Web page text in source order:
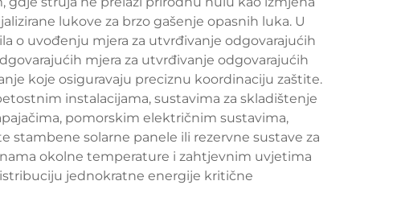
lukove za brzo gašenje opasnih luka. U
o uvođenju mjera za utvrđivanje odgovarajućih
mjera za utvrđivanje odgovarajućih
koje osiguravaju preciznu koordinaciju zaštite.
instalacijama, sustavima za skladištenje
pomorskim električnim sustavima,
solarne panele ili rezervne sustave za
okolne temperature i zahtjevnim uvjetima
jednokratne energije kritične